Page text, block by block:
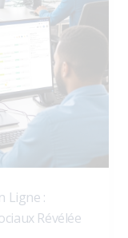
Ligne :
Révélée